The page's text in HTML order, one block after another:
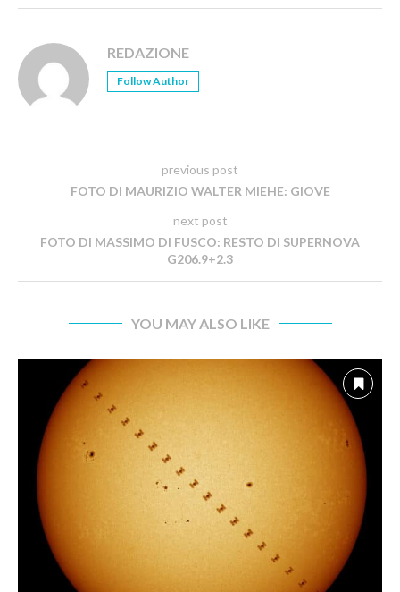
REDAZIONE
Follow Author
previous post
FOTO DI MAURIZIO WALTER MIEHE: GIOVE
next post
FOTO DI MASSIMO DI FUSCO: RESTO DI SUPERNOVA
G206.9+2.3
YOU MAY ALSO LIKE